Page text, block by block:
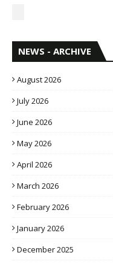
NEWS - ARCHIVE
August 2026
July 2026
June 2026
May 2026
April 2026
March 2026
February 2026
January 2026
December 2025